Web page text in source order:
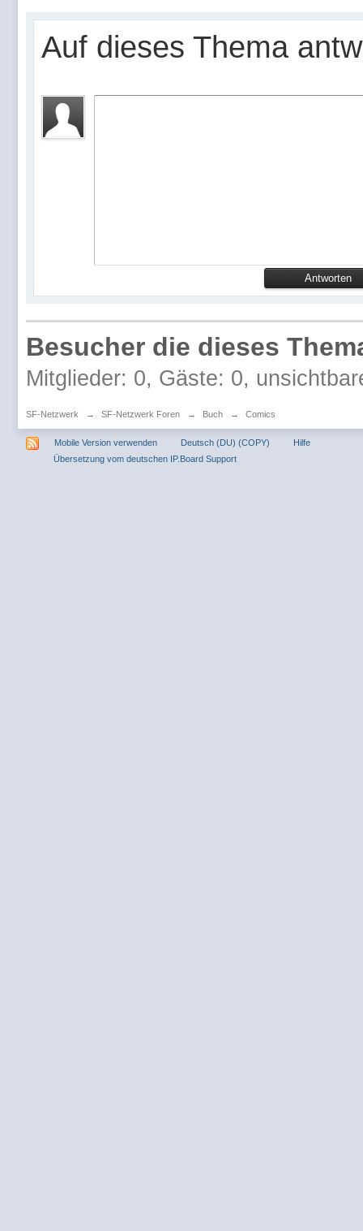
Auf dieses Thema
Besucher die dieses
Mitglieder: 0, Gäste: 0,
SF-Netzwerk → SF-Netzwerk Foren → Buch → Comics
Mobile Version verwenden Deutsch (DU) (COPY)
Hilfe
Übersetzung vom deutschen IP.Board Support